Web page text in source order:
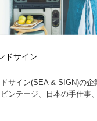
ドサイン
サイン(SEA & SIGN)の企
ンテージ、日本の手仕事